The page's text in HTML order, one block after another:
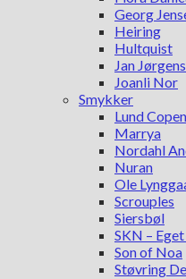
Georg
Heiring
Hultquist
Jan
Joanli Nor
Smykker
Lund
Marrya
Nordahl
Nuran
Ole
Scrouples
Siersbøl
SKN –
Son of Noa
Støvring